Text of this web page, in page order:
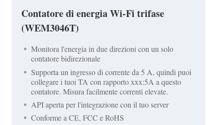
Contatore di energia Wi-Fi trifase
(WEM3046T)
Monitora l'energia in due direzioni con un solo
contatore bidirezionale
Supporta un ingresso di corrente da 5 A, quindi puoi
collegare i tuoi TA con rapporto xxx:5A a questo
contatore. Misura facilmente correnti elevate.
API aperta per l'integrazione con il tuo server
Conforme a CE, FCC e RoHS